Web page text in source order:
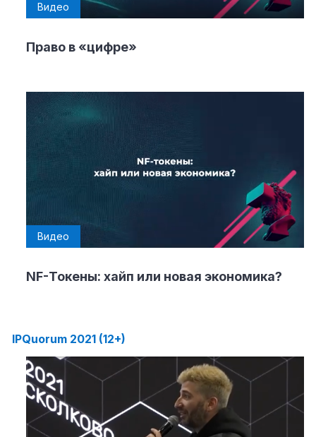
Видео
Право в «цифре»
Видео
NF-Токены: хайп или новая экономика?
IPQuorum 2021 (12+)